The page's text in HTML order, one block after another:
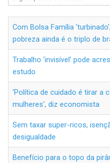
Com Bolsa Família
pobreza ainda é o triplo de
Trabalho ‘invisível’ pode
estudo
'Política de cuidado é tirar a
mulheres', diz economista
Sem taxar super-ricos,
desigualdade
Benefício para o topo da